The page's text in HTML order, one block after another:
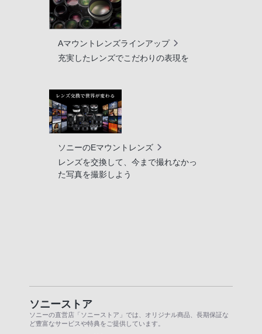
Aマウントレンズラインアップ
充実したレンズでこだわりの表現を
ソニーのEマウントレンズ
レンズを交換して、今まで撮れなかっ
た写真を撮影しよう
ソニーストア
ソニーの直営店「ソニーストア」では、オリジナル商品、長期保証な
ど豊富なサービスや特典をご提供しています。